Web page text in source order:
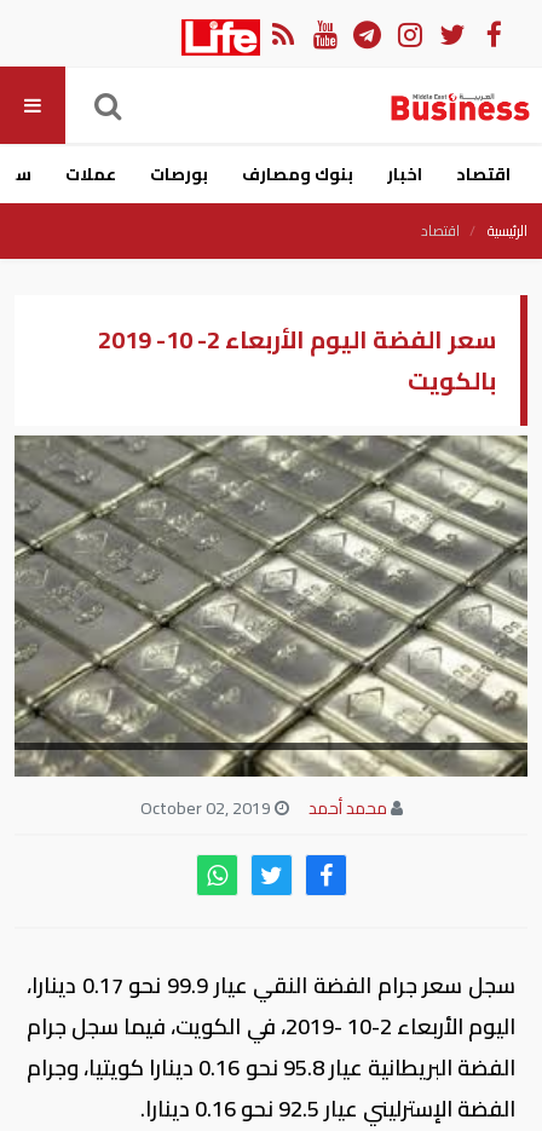
اقتصاد اخبار بنوك ومصارف بورصات عملات
الرئيسية اقتصاد
سعر الفضة اليوم الأربعاء 2- 10- 2019
بالكويت
محمد أحمد
سجل سعر جرام الفضة النقي عيار 99.9 نحو 0.17 دينارا،
اليوم الأربعاء 2-10 -2019، في الكويت، فيما سجل جرام
الفضة البريطانية عيار 95.8 نحو 0.16 دينارا كويتيا، وجرام
الفضة الإسترليني عيار 92.5 نحو 0.16 دينارا.